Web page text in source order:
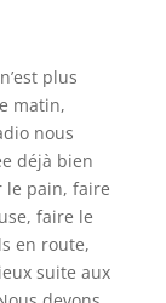
plus
matin,
nous
déjà bien
le pain, faire
faire le
en route,
suite aux